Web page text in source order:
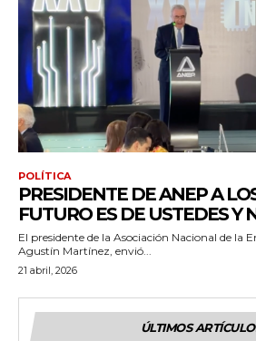
POLÍTICA
PRESIDENTE DE ANEP A
FUTURO ES DE USTEDES Y
El presidente de la Asociación Nacional de la
Agustín Martínez, envió...
21 abril, 2026
ÚLTIMOS